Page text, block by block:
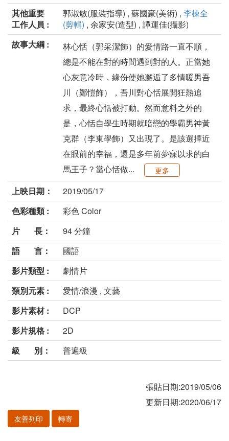
其他重要
工作人員 :
郭淑敏(服裝指導) , 蘇國豪(美術) , 李棟全
(剪輯) , 余家安(造型) , 譚運佳(攝影)
故事大綱 :
林心恬（郭采潔飾）的愛情路一直不順，
總是不能在對的時間遇到對的人。正當她
心灰意冷時，緣份使她邂逅了多情暖男吾
川（鄭愷飾），吾川對心恬展開狂熱追
求，最終心恬被打動。然而意料之外的
是，心恬自學生時期就暗戀的學霸男神黃
克群（李東學飾）又出現了。是該選擇近
在眼前的幸福，還是多年前夢寐以求的白
馬王子？當心恬做...
更多
上映日期：
2019/05/17
色彩種類 :
彩色 Color
片 長：
94 分鐘
語 言：
國語
影片類型 :
劇情片
類別元素 :
愛情/浪漫 , 文藝
影片素材 :
DCP
影片規格 :
2D
級 別：
普遍級
張貼日期:2019/05/06
更新日期:2020/06/17
友善列印 轉寄